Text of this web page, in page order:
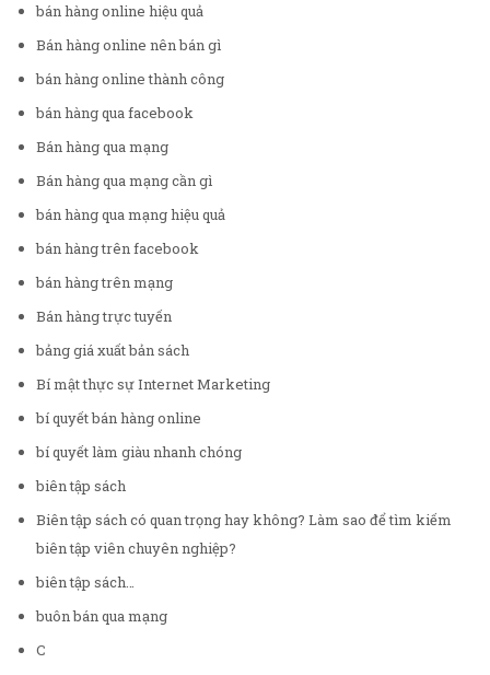
bán hàng online hiệu quả
Bán hàng online nên bán gì
bán hàng online thành công
bán hàng qua facebook
Bán hàng qua mạng
Bán hàng qua mạng cần gì
bán hàng qua mạng hiệu quả
bán hàng trên facebook
bán hàng trên mạng
Bán hàng trực tuyến
bảng giá xuất bản sách
Bí mật thực sự Internet Marketing
bí quyết bán hàng online
bí quyết làm giàu nhanh chóng
biên tập sách
Biên tập sách có quan trọng hay không? Làm sao để tìm kiếm
biên tập viên chuyên nghiệp?
biên tập sách…
buôn bán qua mạng
C